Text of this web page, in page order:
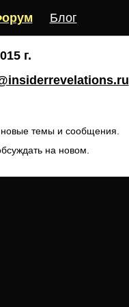
Блог
г.
темы и сообщения.
на новом.